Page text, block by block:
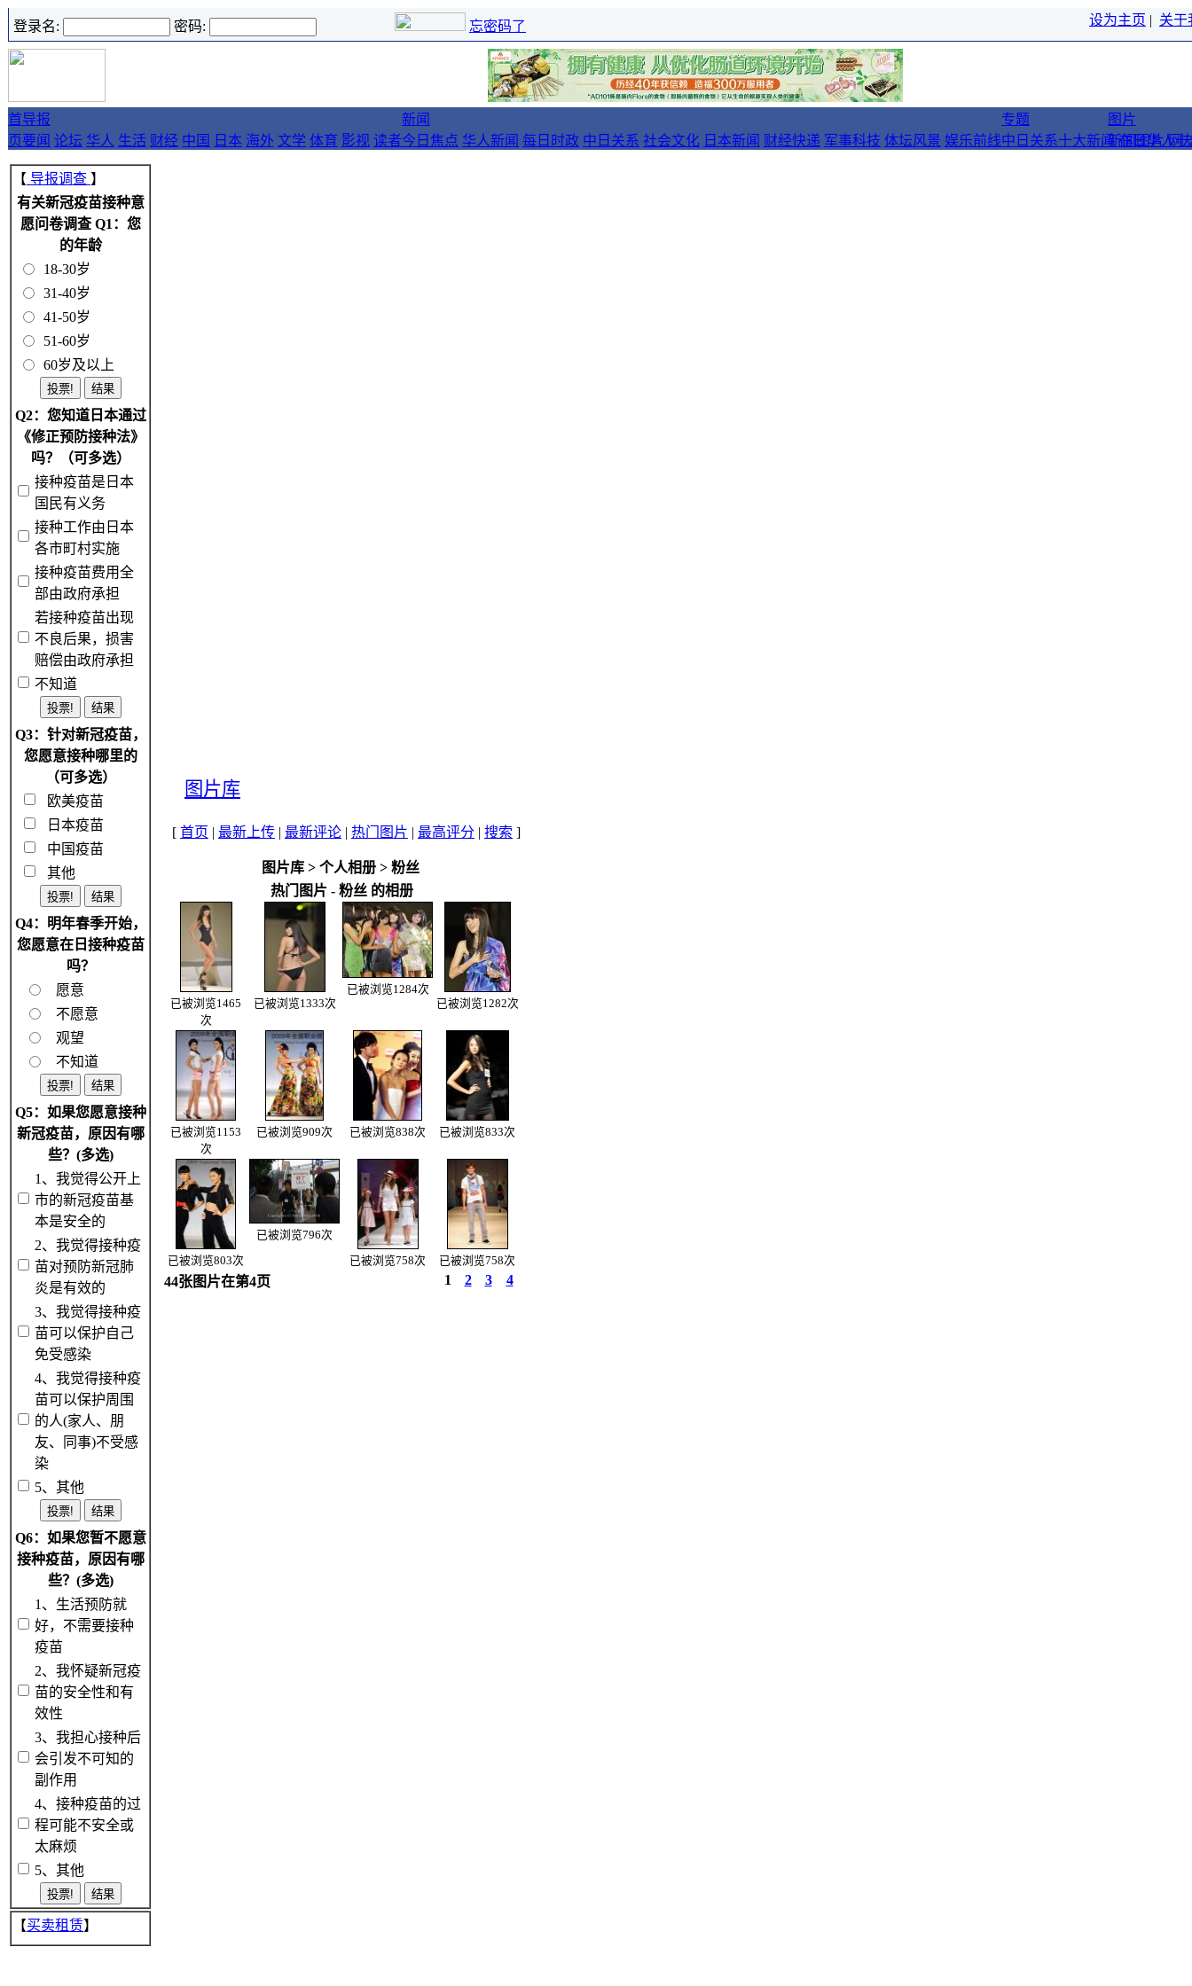
登录名: 密码: 忘密码了 设为主页 | 关于
首
页
导报
要闻 论坛 华人 生活 财经 中国 日本 海外 文学 体育 影视 读者
新闻
今日焦点 华人新闻 每日时政 中日关系 社会文化 日本新闻 财经快递 军事科技 体坛风景 娱乐前线
专题
中日关系十大新闻 在日华人
图片
新闻图片 网
【 导报调查 】
有关新冠疫苗接种意
愿问卷调查 Q1：您
的年龄
18-30岁
31-40岁
41-50岁
51-60岁
60岁及以上
Q2：您知道日本通过
《修正预防接种法》
吗？（可多选）
接种疫苗是日本
国民有义务
接种工作由日本
各市町村实施
接种疫苗费用全
部由政府承担
若接种疫苗出现
不良后果，损害
赔偿由政府承担
不知道
Q3：针对新冠疫苗，
您愿意接种哪里的
（可多选）
欧美疫苗
日本疫苗
中国疫苗
其他
Q4：明年春季开始，
您愿意在日接种疫苗
吗？
愿意
不愿意
观望
不知道
Q5：如果您愿意接种
新冠疫苗，原因有哪
些？(多选)
1、我觉得公开上
市的新冠疫苗基
本是安全的
2、我觉得接种疫
苗对预防新冠肺
炎是有效的
3、我觉得接种疫
苗可以保护自己
免受感染
4、我觉得接种疫
苗可以保护周围
的人(家人、朋
友、同事)不受感
染
5、其他
Q6：如果您暂不愿意
接种疫苗，原因有哪
些？(多选)
1、生活预防就
好，不需要接种
疫苗
2、我怀疑新冠疫
苗的安全性和有
效性
3、我担心接种后
会引发不可知的
副作用
4、接种疫苗的过
程可能不安全或
太麻烦
5、其他
【买卖租赁】
图片库
[ 首页 | 最新上传 | 最新评论 | 热门图片 | 最高评分 | 搜索 ]
图片库> 个人相册> 粉丝
热门图片 - 粉丝 的相册
已被浏览1465
次
已被浏览1333次
已被浏览1284次
已被浏览1282次
已被浏览1153
次
已被浏览909次 已被浏览838次 已被浏览833次
已被浏览803次
已被浏览796次
已被浏览758次 已被浏览758次
44张图片在第4页 1 2 3 4